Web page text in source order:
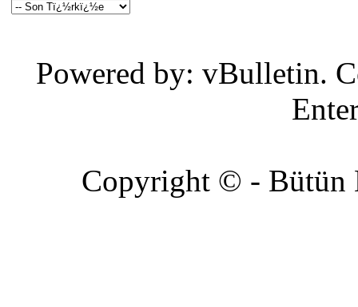
Powered by: vBulletin.
Copyright © - Bütün